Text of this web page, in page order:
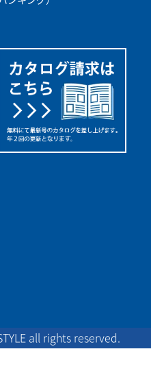
all rights reserved.